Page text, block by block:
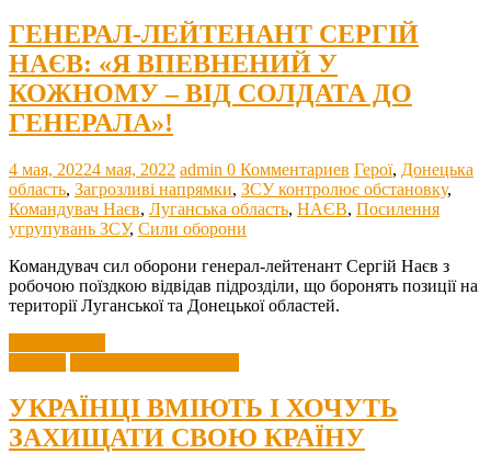
ГЕНЕРАЛ-ЛЕЙТЕНАНТ СЕРГІЙ
НАЄВ: «Я ВПЕВНЕНИЙ У
КОЖНОМУ – ВІД СОЛДАТА ДО
ГЕНЕРАЛА»!
4 мая, 20224 мая, 2022 admin 0 Комментариев Герої, Донецька
область, Загрозливі напрямки, ЗСУ контролює обстановку,
Командувач Наєв, Луганська область, НАЄВ, Посилення
угрупувань ЗСУ, Сили оборони
Командувач сил оборони генерал-лейтенант Сергій Наєв з
робочою поїздкою відвідав підрозділи, що боронять позиції на
території Луганської та Донецької областей.
УКРАЇНЦІ ВМІЮТЬ І ХОЧУТЬ
ЗАХИЩАТИ СВОЮ КРАЇНУ